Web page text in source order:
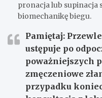
pronacja lub supinacja
biomechanikę biegu.
Pamiętaj:
ustępuje po
poważniejszych
zmęczeniowe
przypadku